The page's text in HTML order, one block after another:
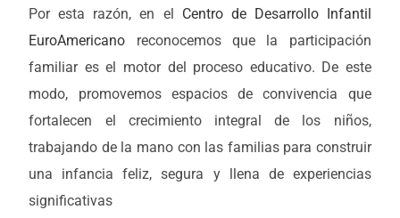
Por esta razón, en el Centro de Desarrollo Infantil
EuroAmericano reconocemos que la participación
familiar es el motor del proceso educativo. De este
modo, promovemos espacios de convivencia que
fortalecen el crecimiento integral de los niños,
trabajando de la mano con las familias para construir
una infancia feliz, segura y llena de experiencias
significativas